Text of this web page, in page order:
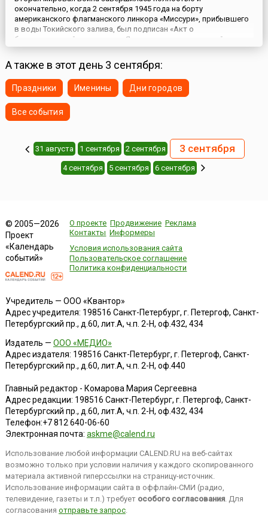
окончательно, когда 2 сентября 1945 года на борту
американского флагманского линкора «Миссури», прибывшего
в воды Токийского залива, был подписан «Акт о
безоговорочной капитуляции Японии», ознаменовавший
окончательную победу союзников антигитлеровской коалиции
в крупнейшем вооруженном конфликте в истории
человечества.3 сентября 2025 года памятные ме...
А также в этот день 3 сентября:
Праздники Именины Дни городов
Все события
31 августа 1 сентября 2 сентября 3 сентября
4 сентября 5 сентября 6 сентября
© 2005—2026
Проект
«Календарь
событий»
О проекте Продвижение Реклама
Контакты Информеры
Условия использования сайта
Пользовательское соглашение
Политика конфиденциальности
Учредитель — ООО «Квантор»
Адрес учредителя: 198516 Санкт-Петербург, г. Петергоф, Санкт-
Петербургский пр., д.60, лит.А, ч.п. 2-Н, оф.432, 434
Издатель — ООО «МЕДИО»
Адрес издателя: 198516 Санкт-Петербург, г. Петергоф, Санкт-
Петербургский пр., д.60, лит.А, ч.п. 2-Н, оф.440
Главный редактор - Комарова Мария Сергеевна
Адрес редакции: 198516 Санкт-Петербург, г. Петергоф, Санкт-
Петербургский пр., д.60, лит.А, ч.п. 2-Н, оф.432, 434
Телефон:+7 812 640-06-60
Электронная почта: askme@calend.ru
Использование любой информации CALEND.RU на веб-сайтах
возможно только при условии наличия у каждого скопированного
материала активной гиперссылки на страницу-источник.
Использование информации сайта в оффлайн-СМИ (радио,
телевидение, газеты и т.п.) требует особого согласования. Для
согласования отправьте запрос.